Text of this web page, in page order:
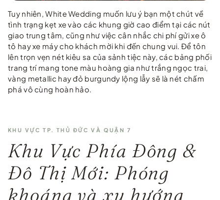
Tuy nhiên, White Wedding muốn lưu ý bạn một chút về
tình trạng kẹt xe vào các khung giờ cao điểm tại các nút
giao trung tâm, cũng như việc cân nhắc chi phí gửi xe ô
tô hay xe máy cho khách mời khi đến chung vui. Để tôn
lên trọn vẹn nét kiêu sa của sảnh tiệc này, các bảng phối
trang trí mang tone màu hoàng gia như trắng ngọc trai,
vàng metallic hay đỏ burgundy lộng lẫy sẽ là nét chấm
phá vô cùng hoàn hảo.
KHU VỰC TP. THỦ ĐỨC VÀ QUẬN 7
Khu Vực Phía Đông &
Đô Thị Mới: Phóng
khoáng và xu hướng